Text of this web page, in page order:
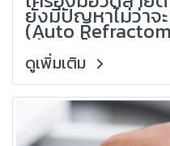
ยังมีปัญหาไม่ว่าจ
(Auto
(หัวกระโหลก)
นอกจากเสียค่าใช้
สะดุด ลูกค้าไม่มั่น
ธุรกิจจากประสบ
Grandlondon
ด้านอุปกรณ์ร้านแ
สายตา บทความนี้
ดูเพิ่มเติม